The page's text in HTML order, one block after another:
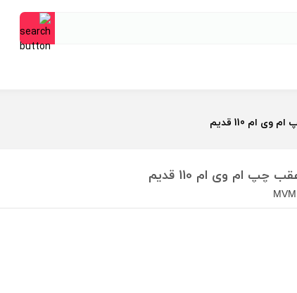
ام 110 قدیم
چپ ام وی ام 110 قدیم